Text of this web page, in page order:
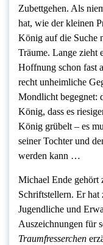
Zubettgehen. Als
hat, wie der kleinen
König auf die Suche
Träume. Lange zieht
Hoffnung schon fast
recht unheimliche
Mondlicht begegnet:
König, dass es
König grübelt – es
seiner Tochter und
werden kann …
Michael Ende gehört
Schriftstellern. Er
Jugendliche und
Auszeichnungen für
Traumfresserchen